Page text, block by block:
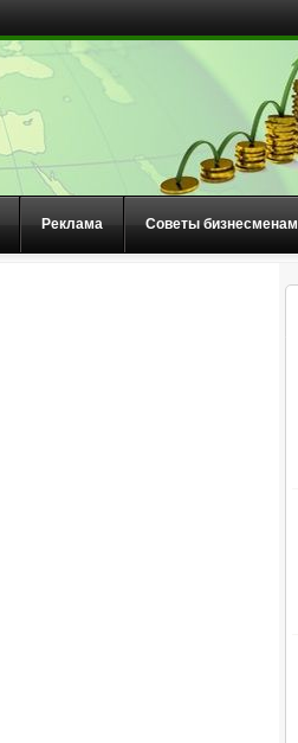
Реклама Советы бизнесменам